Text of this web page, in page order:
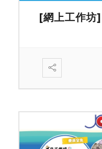
[網上工作坊